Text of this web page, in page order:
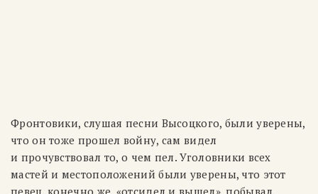
Фронтовики, слушая песни Высоцкого, были уверены,
что он тоже прошел войну, сам видел
и прочувствовал то, о чем пел. Уголовники всех
мастей и местоположений были уверены, что этот
певец, конечно же, «отсидел и вышел», побывал,